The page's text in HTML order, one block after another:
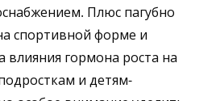
Плюс пагубно
спортивной форме и
влияния гормона роста на
и детям-